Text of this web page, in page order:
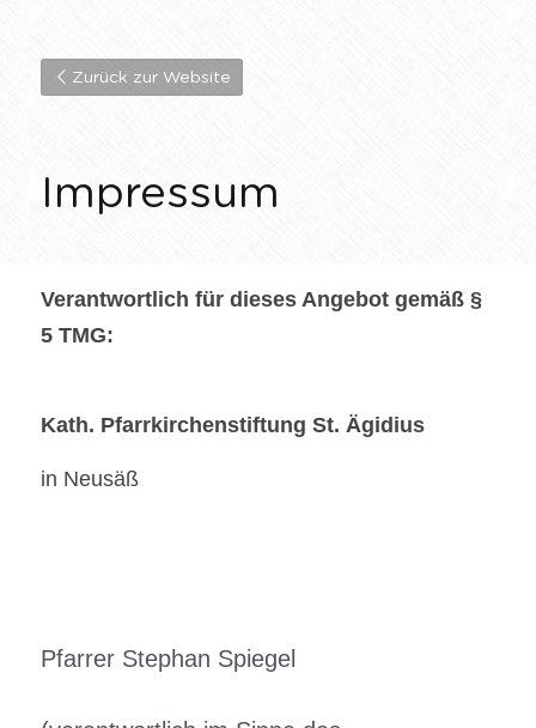
Zurück zur Website
Impressum
Verantwortlich für dieses Angebot gemäß §
5 TMG:
Kath. Pfarrkirchenstiftung St. Ägidius
in Neusäß
Pfarrer Stephan Spiegel